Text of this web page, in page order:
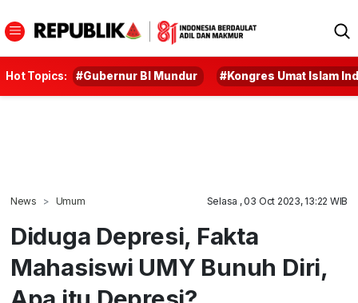
Hot Topics: #Gubernur BI Mundur #Kongres Umat Islam
News Umum Selasa , 03 Oct 2023, 13:22 WIB
Diduga Depresi, Fakta
Mahasiswi UMY Bunuh Diri,